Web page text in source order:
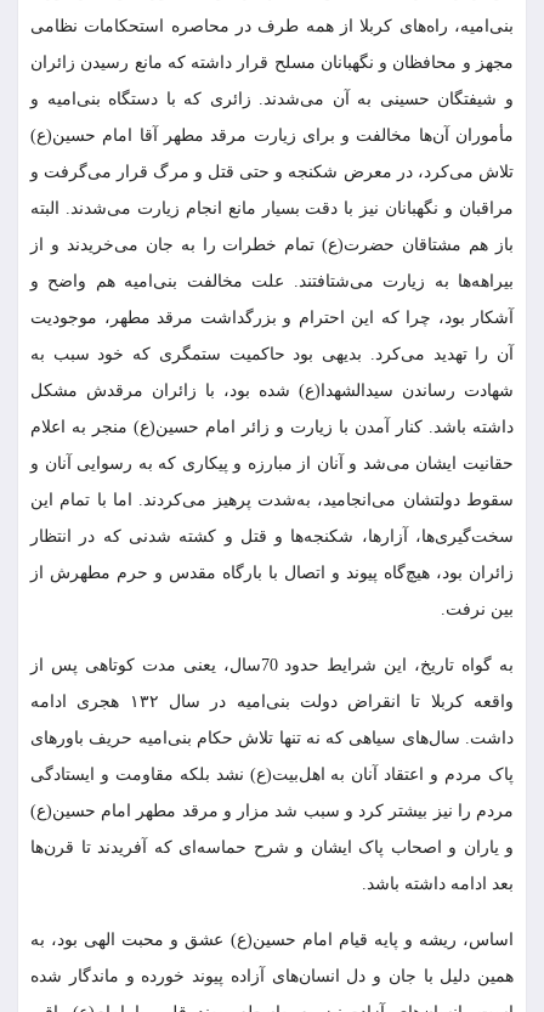
بنی‌امیه، راه‌های کربلا از همه طرف در محاصره استحکامات نظامی
مجهز و محافظان و نگهبانان مسلح قرار داشته که مانع رسیدن زائران
و شیفتگان حسینی به آن می‌شدند. زائری که با دستگاه بنی‌امیه و
مأموران آن‌ها مخالفت و برای زیارت مرقد مطهر آقا امام حسین(ع)
تلاش می‌کرد، در معرض شکنجه و حتی قتل و مرگ قرار می‌گرفت و
مراقبان و نگهبانان نیز با دقت بسیار مانع انجام زیارت می‌شدند. البته
باز هم مشتاقان حضرت(ع) تمام خطرات را به جان می‌خریدند و از
بیراهه‌ها به زیارت می‌شتافتند. علت مخالفت بنی‌امیه هم واضح و
آشکار بود، چرا که این احترام و بزرگداشت مرقد مطهر، موجودیت
آن را تهدید می‌کرد. بدیهی بود حاکمیت ستمگری که خود سبب به
شهادت رساندن سیدالشهدا(ع) شده بود، با زائران مرقدش مشکل
داشته باشد. کنار آمدن با زیارت و زائر امام حسین(ع) منجر به اعلام
حقانیت ایشان می‌شد و آنان از مبارزه و پیکاری که به رسوایی آنان و
سقوط دولتشان می‌انجامید، به‌شدت پرهیز می‌کردند. اما با تمام این
سخت‌گیری‌ها، آزارها، شکنجه‌ها و قتل و کشته شدنی که در انتظار
زائران بود، هیچ‌گاه پیوند و اتصال با بارگاه مقدس و حرم مطهرش از
بین نرفت.
به گواه تاریخ، این شرایط حدود 70سال، یعنی مدت کوتاهی پس از
واقعه کربلا تا انقراض دولت بنی‌امیه در سال ۱۳۲ هجری ادامه
داشت. سال‌های سیاهی که نه تنها تلاش حکام بنی‌امیه حریف باورهای
پاک مردم و اعتقاد آنان به اهل‌بیت(ع) نشد بلکه مقاومت و ایستادگی
مردم را نیز بیشتر کرد و سبب شد مزار و مرقد مطهر امام حسین(ع)
و یاران و اصحاب پاک ایشان و شرح حماسه‌ای که آفریدند تا قرن‌ها
بعد ادامه داشته باشد.
اساس، ریشه و پایه قیام امام حسین(ع) عشق و محبت الهی بود، به
همین دلیل با جان و دل انسان‌های آزاده پیوند خورده و ماندگار شده